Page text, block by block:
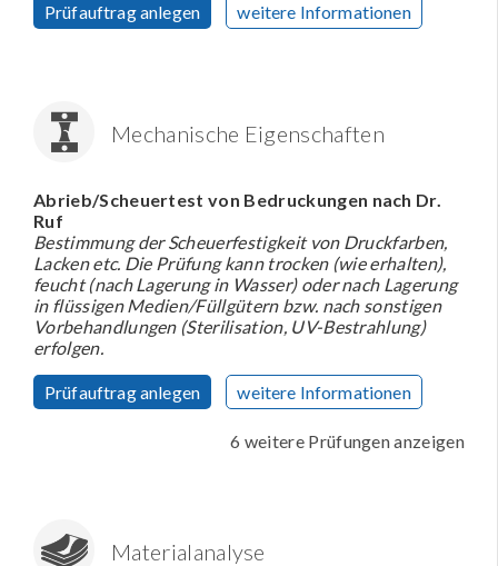
Prüfauftrag anlegen weitere Informationen
Mechanische Eigenschaften
Abrieb/Scheuertest von Bedruckungen nach Dr.
Ruf
Bestimmung der Scheuerfestigkeit von Druckfarben,
Lacken etc. Die Prüfung kann trocken (wie erhalten),
feucht (nach Lagerung in Wasser) oder nach Lagerung
in flüssigen Medien/Füllgütern bzw. nach sonstigen
Vorbehandlungen (Sterilisation, UV-Bestrahlung)
erfolgen.
Prüfauftrag anlegen weitere Informationen
6 weitere Prüfungen anzeigen
Materialanalyse